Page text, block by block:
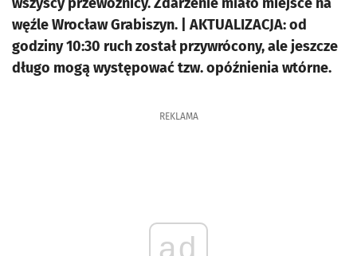
węźle Wrocław Grabiszyn. | AKTUALIZACJA: od
godziny 10:30 ruch został przywrócony, ale jeszcze
długo mogą występować tzw. opóźnienia wtórne.
REKLAMA
ad